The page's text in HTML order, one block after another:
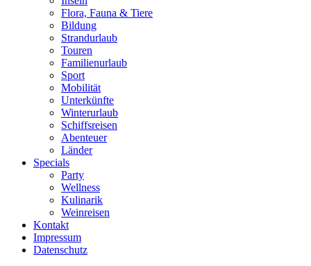
Flora, Fauna & Tiere
Bildung
Strandurlaub
Touren
Familienurlaub
Sport
Mobilität
Unterkünfte
Winterurlaub
Schiffsreisen
Abenteuer
Länder
Specials
Party
Wellness
Kulinarik
Weinreisen
Kontakt
Impressum
Datenschutz